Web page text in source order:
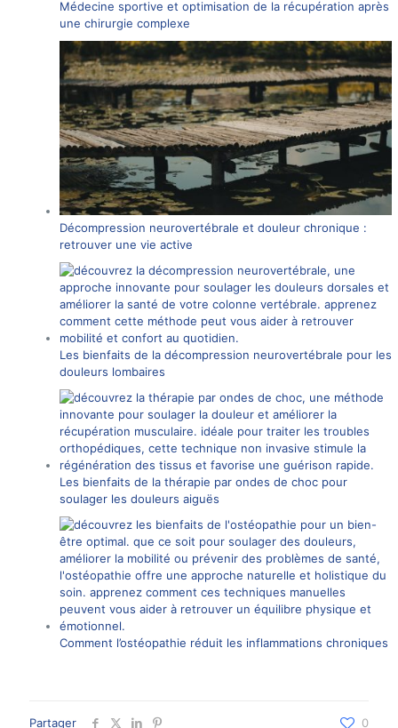
Médecine sportive et optimisation de la récupération après
une chirurgie complexe
Décompression neurovertébrale et douleur chronique :
retrouver une vie active
Les bienfaits de la décompression neurovertébrale pour les
douleurs lombaires
Les bienfaits de la thérapie par ondes de choc pour
soulager les douleurs aiguës
Comment l’ostéopathie réduit les inflammations chroniques
Partager 0